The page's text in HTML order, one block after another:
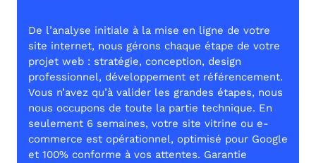
De l’analyse initiale à la mise en ligne de votre
site internet, nous gérons chaque étape de votre
projet web : stratégie, conception, design
professionnel, développement et référencement.
Vous n’avez qu’à valider les grandes étapes, nous
nous occupons de toute la partie technique. En
seulement 6 semaines, votre site vitrine ou e-
commerce est opérationnel, optimisé pour Google
et 100% conforme à vos attentes. Garantie